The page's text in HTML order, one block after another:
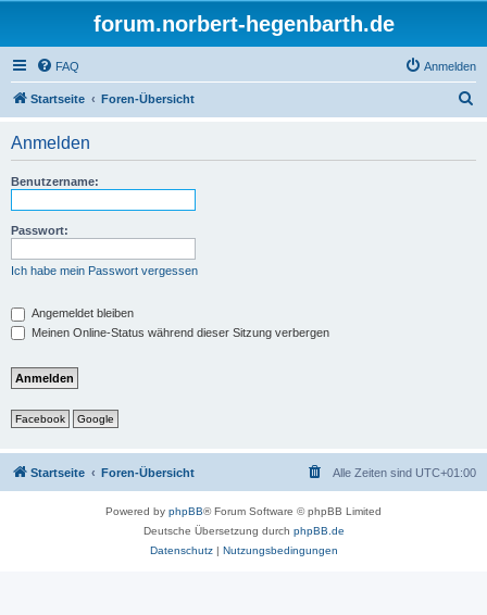
forum.norbert-hegenbarth.de
FAQ Anmelden
Startseite Foren-Übersicht
Anmelden
Benutzername:
Passwort:
Ich habe mein Passwort vergessen
Angemeldet bleiben
Meinen Online-Status während dieser Sitzung verbergen
Facebook Google
Startseite Foren-Übersicht Alle Zeiten sind UTC+01:00
Powered by phpBB® Forum Software © phpBB Limited
Deutsche Übersetzung durch phpBB.de
Datenschutz| Nutzungsbedingungen